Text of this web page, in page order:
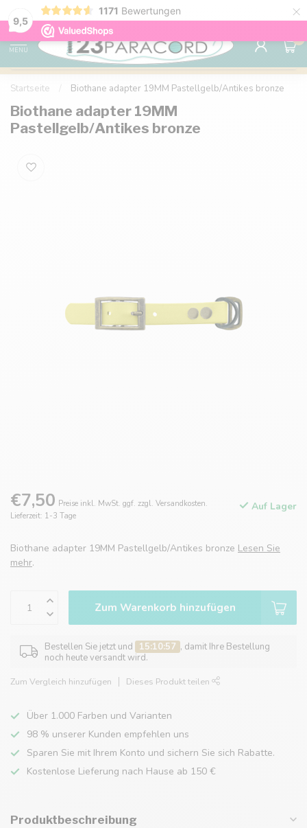
9,5
1171 Bewertungen ×
Kostenlose Lieferung nach Hause ab 150 €
MENU
0
Startseite Biothane adapter 19MM Pastellgelb/Antikes bronze
Biothane adapter 19MM
Pastellgelb/Antikes bronze
€7,50 Preise inkl. MwSt. ggf. zzgl. Versandkosten.
Lieferzeit: 1-3 Tage
Auf Lager
Biothane adapter 19MM Pastellgelb/Antikes bronze Lesen Sie
mehr.
Zum Warenkorb hinzufügen
Bestellen Sie jetzt und 15:10:57 , damit Ihre Bestellung
noch heute versandt wird.
Zum Vergleich hinzufügen Dieses Produkt teilen
Über 1.000 Farben und Varianten
98 % unserer Kunden empfehlen uns
Sparen Sie mit Ihrem Konto und sichern Sie sich Rabatte.
Kostenlose Lieferung nach Hause ab 150 €
Produktbeschreibung